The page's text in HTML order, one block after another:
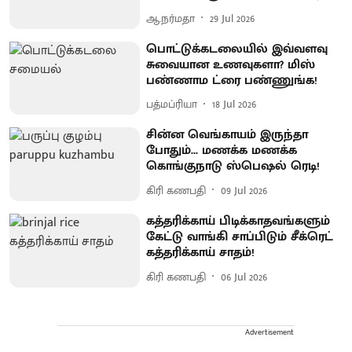
ஆ.நர்மதா 29 Jul 2026
பொட்டுக்கடலையில் இவ்வளவு
சுவையான உணவுகளா? மிஸ்
பண்ணாம ட்ரை பண்ணுங்க!
பத்மப்ரியா 18 Jul 2026
சின்ன வெங்காயம் இருந்தா
போதும்... மணக்க மணக்க
கொங்குநாடு ஸ்பெஷல் ரெடி!
கிரி கணபதி 09 Jul 2026
கத்தரிக்காய் பிடிக்காதவங்களும்
கேட்டு வாங்கி சாப்பிடும் சீக்ரெட்
கத்தரிக்காய் சாதம்!
கிரி கணபதி 06 Jul 2026
Advertisement